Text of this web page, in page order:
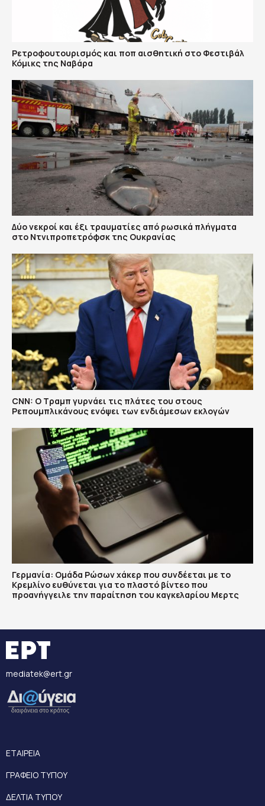
Ρετροφουτουρισμός και ποπ αισθητική στο Φεστιβάλ
Κόμικς της Ναβάρα
Δύο νεκροί και έξι τραυματίες από ρωσικά πλήγματα
στο Ντνιπροπετρόφσκ της Ουκρανίας
CNN: Ο Τραμπ γυρνάει τις πλάτες του στους
Ρεπουμπλικάνους ενόψει των ενδιάμεσων εκλογών
Γερμανία: Ομάδα Ρώσων χάκερ που συνδέεται με το
Κρεμλίνο ευθύνεται για το πλαστό βίντεο που
προανήγγειλε την παραίτηση του καγκελαρίου Μερτς
mediatek@ert.gr
ΕΤΑΙΡΕΙΑ
ΓΡΑΦΕΙΟ ΤΥΠΟΥ
ΔΕΛΤΙΑ ΤΥΠΟΥ